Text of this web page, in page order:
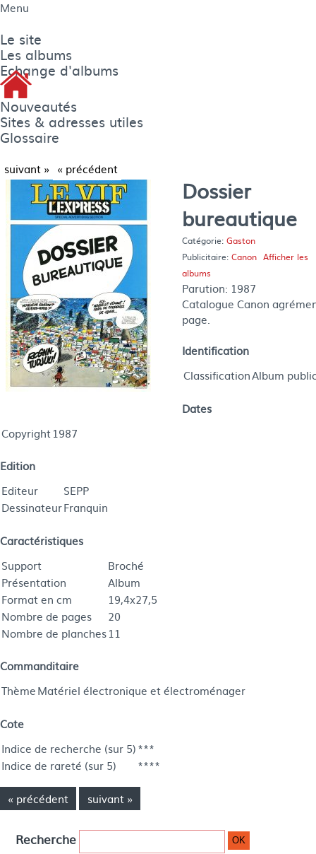
Menu
Le site
Les albums
Echange d'albums
Nouveautés
Sites & adresses utiles
Glossaire
« précédent
suivant »
Dossier
bureautique
Catégorie: Gaston
Publicitaire: Canon Afficher les
albums
Parution: 1987
Catalogue Canon
page.
Identification
ClassificationAlbum
Dates
Copyright1987
Edition
Editeur
SEPP
DessinateurFranquin
Caractéristiques
Support
Broché
Présentation
Album
Format en cm
19,4x27,5
Nombre de pages
20
Nombre de planches11
Commanditaire
ThèmeMatériel électronique et électroménager
Cote
Indice de recherche (sur 5)***
Indice de rareté (sur 5)
****
« précédent suivant »
Recherche OK